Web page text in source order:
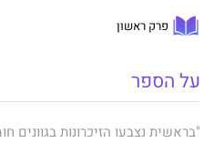
פרק ראשון
על הספר
"בראשית נצבעו הזיכרונות בגוונים